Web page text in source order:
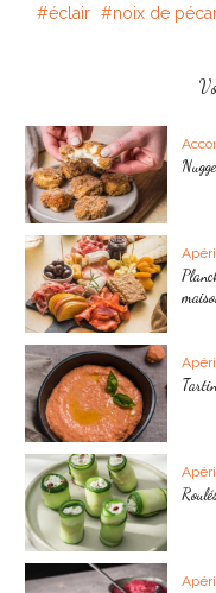
éclair noix de